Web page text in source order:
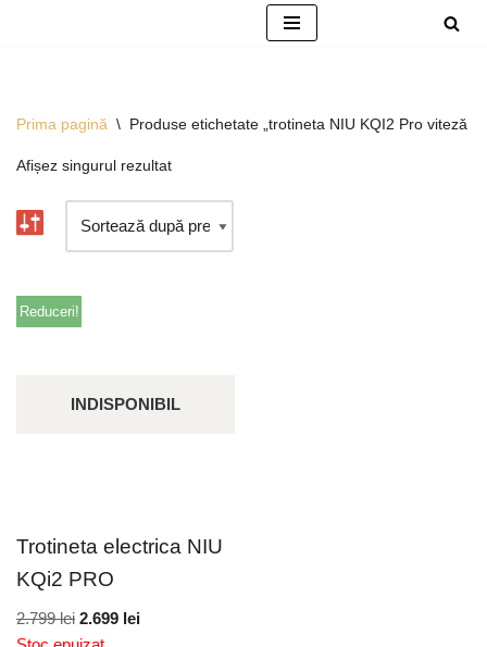
Prima pagină \ Produse etichetate „trotineta NIU KQI2 Pro viteză
Afișez singurul rezultat
INDISPONIBIL
Reduceri!
Trotineta electrica NIU
KQi2 PRO
2.799lei 2.699 lei